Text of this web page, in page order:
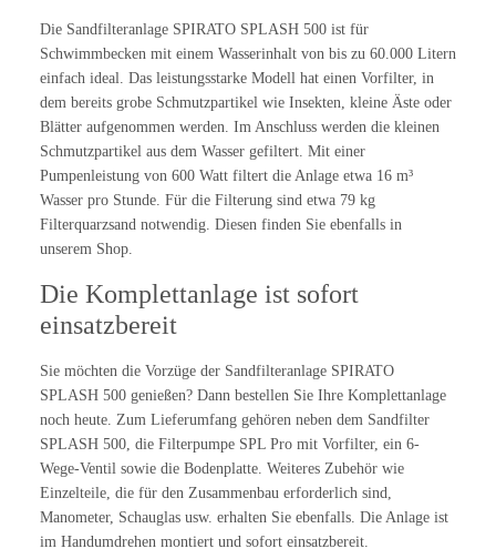
Die Sandfilteranlage SPIRATO SPLASH 500 ist für
Schwimmbecken mit einem Wasserinhalt von bis zu 60.000 Litern
einfach ideal. Das leistungsstarke Modell hat einen Vorfilter, in
dem bereits grobe Schmutzpartikel wie Insekten, kleine Äste oder
Blätter aufgenommen werden. Im Anschluss werden die kleinen
Schmutzpartikel aus dem Wasser gefiltert. Mit einer
Pumpenleistung von 600 Watt filtert die Anlage etwa 16 m³
Wasser pro Stunde. Für die Filterung sind etwa 79 kg
Filterquarzsand notwendig. Diesen finden Sie ebenfalls in
unserem Shop.
Die Komplettanlage ist sofort
einsatzbereit
Sie möchten die Vorzüge der Sandfilteranlage SPIRATO
SPLASH 500 genießen? Dann bestellen Sie Ihre Komplettanlage
noch heute. Zum Lieferumfang gehören neben dem Sandfilter
SPLASH 500, die Filterpumpe SPL Pro mit Vorfilter, ein 6-
Wege-Ventil sowie die Bodenplatte. Weiteres Zubehör wie
Einzelteile, die für den Zusammenbau erforderlich sind,
Manometer, Schauglas usw. erhalten Sie ebenfalls. Die Anlage ist
im Handumdrehen montiert und sofort einsatzbereit.